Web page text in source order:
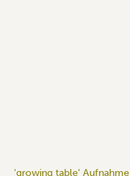
'growing table'